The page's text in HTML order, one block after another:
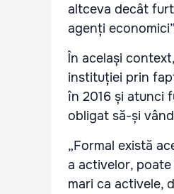
altceva decât
agenți
În același
instituției prin
în 2016 și atunci
obligat să-și
„Formal există
a activelor,
mari ca activele,